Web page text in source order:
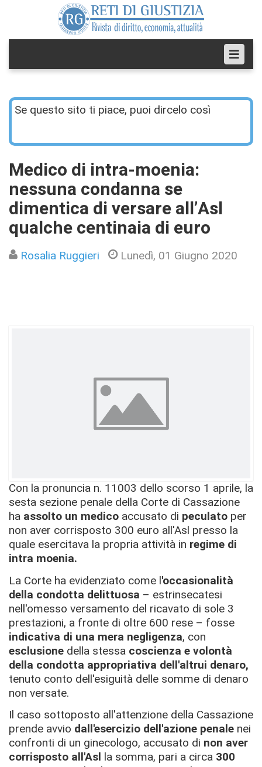
Se questo sito ti piace, puoi dircelo così
Medico di intra-moenia:
nessuna condanna se
dimentica di versare all’Asl
qualche centinaia di euro
Rosalia Ruggieri Lunedì, 01 Giugno 2020
Con la pronuncia n. 11003 dello scorso 1 aprile, la
sesta sezione penale della Corte di Cassazione
ha assolto un medico accusato di peculato per
non aver corrisposto 300 euro all'Asl presso la
quale esercitava la propria attività in regime di
intra moenia.
La Corte ha evidenziato come l'occasionalità
della condotta delittuosa – estrinsecatesi
nell'omesso versamento del ricavato di sole 3
prestazioni, a fronte di oltre 600 rese – fosse
indicativa di una mera negligenza, con
esclusione della stessa coscienza e volontà
della condotta appropriativa dell'altrui denaro,
tenuto conto dell'esiguità delle somme di denaro
non versate.
Il caso sottoposto all'attenzione della Cassazione
prende avvio dall'esercizio dell'azione penale nei
confronti di un ginecologo, accusato di non aver
corrisposto all'Asl la somma, pari a circa 300